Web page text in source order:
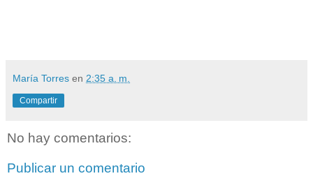
María Torres en 2:35 a. m.
Compartir
No hay comentarios:
Publicar un comentario